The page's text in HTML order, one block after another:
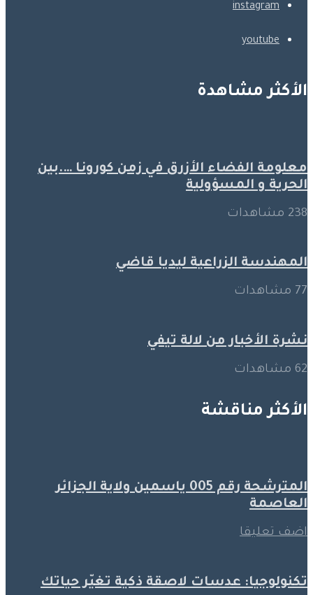
instagram
youtube
الأكثر مشاهدة
معلومة الفضاء الأزرق في زمن كورونا ….بين
الحرية و المسؤولية
238 مشاهدات
المهندسة الزراعية ليديا قاضي
77 مشاهدات
نشرة الأخبار من لالة تيفي
62 مشاهدات
الأكثر مناقشة
المترشحة رقم 005 ياسمين ولاية الجزائر
العاصمة
اضف تعليقا
تكنولوجيا: عدسات لاصقة ذكية تغيّر حياتك